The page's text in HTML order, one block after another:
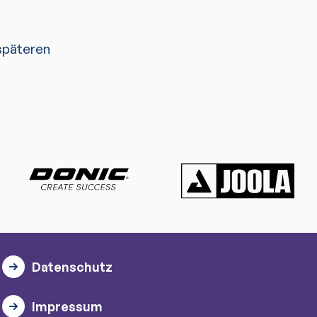
Datenschutz
Impressum